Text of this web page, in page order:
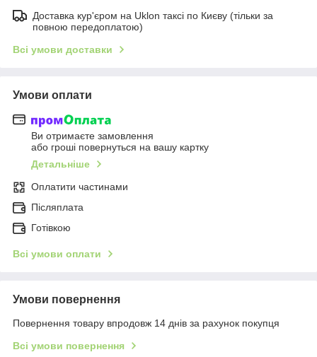
Доставка кур'єром на Uklon таксі по Києву (тільки за
повною передоплатою)
Всі умови доставки
Умови оплати
Ви отримаєте замовлення
або гроші повернуться на вашу картку
Детальніше
Оплатити частинами
Післяплата
Готівкою
Всі умови оплати
Умови повернення
Повернення товару впродовж 14 днів за рахунок покупця
Всі умови повернення